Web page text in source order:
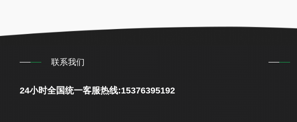
联系我们
24小时全国统一客服热线:15376395192